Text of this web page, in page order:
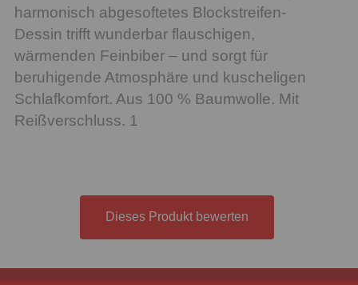
harmonisch abgesoftetes Blockstreifen-
Dessin trifft wunderbar flauschigen,
wärmenden Feinbiber – und sorgt für
beruhigende Atmosphäre und kuscheligen
Schlafkomfort. Aus 100 % Baumwolle. Mit
Reißverschluss. 1
Dieses Produkt bewerten